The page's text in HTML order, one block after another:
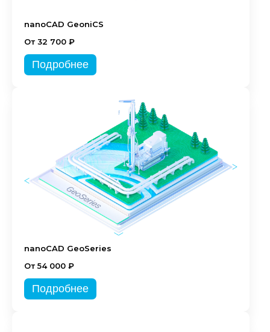
nanoCAD GeoniCS
От 32 700 ₽
Подробнее
nanoCAD GeoSeries
От 54 000 ₽
Подробнее